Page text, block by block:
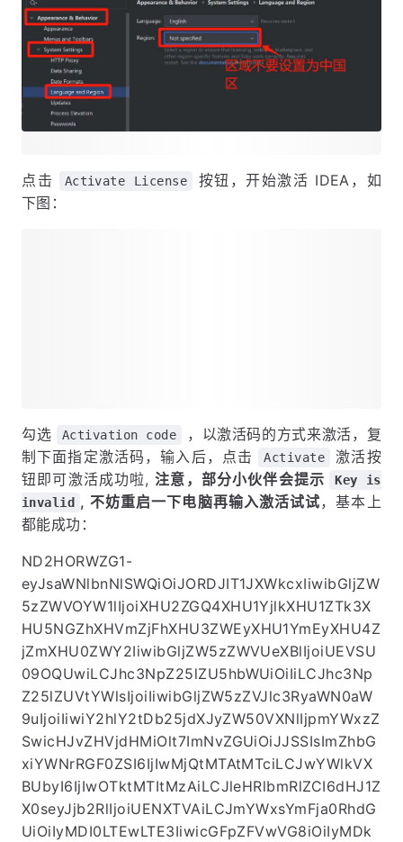
勾选 Activation code ，以激活码的方式来激活，复
制下面指定激活码，输入后，点击 Activate
激活按
钮即可激活成功啦,
都能成功：
ND2HORWZG1-
eyJsaWNlbnNlSWQiOiJORDJIT1JXWkcxIiwibGljZW
5zZWVOYW1lIjoiXHU2ZGQ4XHU1YjlkXHU1ZTk3X
HU5NGZhXHVmZjFhXHU3ZWEyXHU1YmEyXHU4Z
jZmXHU0ZWY2IiwibGljZW5zZWVUeXBlIjoiUEVSU
09OQUwiLCJhc3NpZ25lZU5hbWUiOiIiLCJhc3Np
Z25lZUVtYWlsIjoiIiwibGljZW5zZVJlc3RyaWN0aW
9uIjoiIiwiY2hlY2tDb25jdXJyZW50VXNlIjpmYWxzZ
SwicHJvZHVjdHMiOlt7ImNvZGUiOiJJSSIsImZhbG
xiYWNrRGF0ZSI6IjIwMjQtMTAtMTciLCJwYWlkVX
BUbyI6IjIwOTktMTItMzAiLCJleHRlbmRlZCI6dHJ1Z